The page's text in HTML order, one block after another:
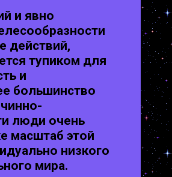
и явно
действий,
тупиком для
и
большинство
люди очень
масштаб этой
низкого
мира.